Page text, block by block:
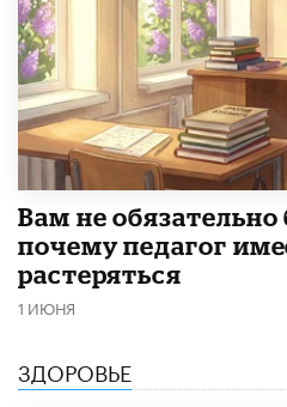
​Вам не
почему педагог
растеряться
1 ИЮНЯ
ЗДОРОВЬЕ